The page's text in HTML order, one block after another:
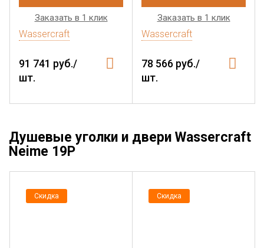
Заказать в 1 клик
Wassercraft
91 741 руб./
шт.
Заказать в 1 клик
Wassercraft
78 566 руб./
шт.
Душевые уголки и двери Wassercraft
Neime 19P
Скидка Скидка